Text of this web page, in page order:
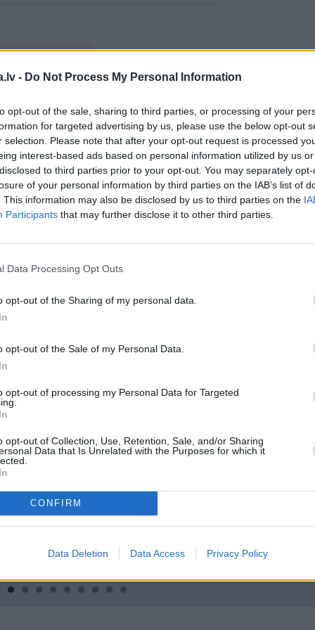
- Do Not Process My Personal Information
opt-out of the sale, sharing to third parties, or processing of your
for targeted advertising by us, please use the below opt-out
selection. Please note that after your opt-out request is processed
interest-based ads based on personal information utilized by us
to third parties prior to your opt-out. You may separately
of your personal information by third parties on the IAB’s list of
This information may also be disclosed by us to third parties on the
Participants that may further disclose it to other third parties.
Data Processing Opt Outs
opt-out of the Sharing of my personal data.
opt-out of the Sale of my Personal Data.
opt-out of processing my Personal Data for Targeted
opt-out of Collection, Use, Retention, Sale, and/or Sharing
Data that Is Unrelated with the Purposes for which it
CONFIRM
Data Deletion Data Access Privacy Policy
autortiesību objekts Autortiesību likuma izpratnē, un tā
lasišeit
profilu vai kādu no šiem sociālo tīklu
spēles
REKLĀMRAKSTS
Matu otrais cēliens
prāta